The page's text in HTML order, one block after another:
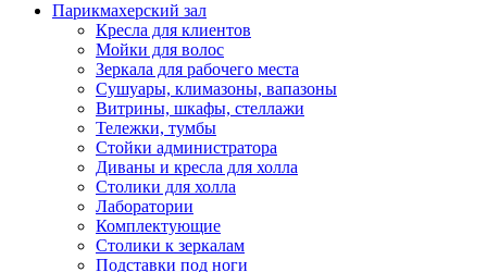
Парикмахерский зал
Кресла для клиентов
Мойки для волос
Зеркала для рабочего места
Сушуары, климазоны, вапазоны
Витрины, шкафы, стеллажи
Тележки, тумбы
Стойки администратора
Диваны и кресла для холла
Столики для холла
Лаборатории
Комплектующие
Столики к зеркалам
Подставки под ноги